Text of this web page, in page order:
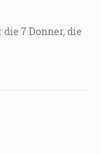
7 Donner, die